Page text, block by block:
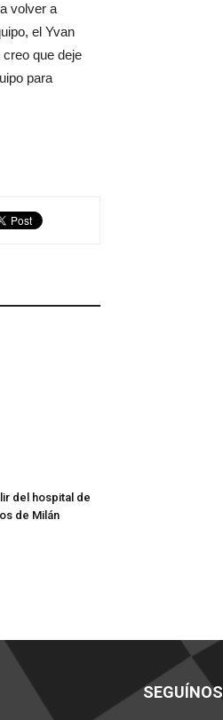
volver a
el Yvan
que deje
para
del hospital de
de Milán
SEGUÍNOS